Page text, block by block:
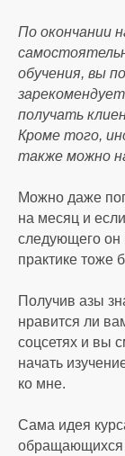
По окончании
обучения, вы
получать
Кроме того,
также можно
Можно даже
на месяц и
следующего он
практике тоже
Получив азы
нравится ли
соцсетях и вы
начать
ко мне.
Сама идея
обращающихся